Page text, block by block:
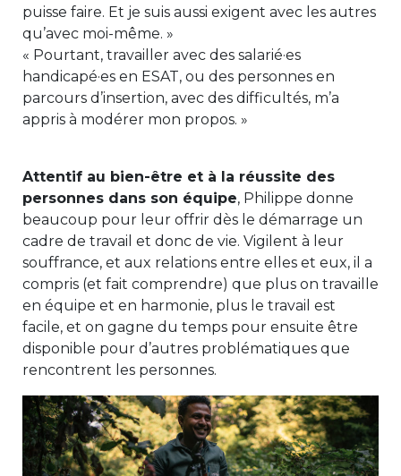
puisse faire. Et je suis aussi exigent avec les autres
qu’avec moi-même. »
« Pourtant, travailler avec des salarié·es
handicapé·es en ESAT, ou des personnes en
parcours d’insertion, avec des difficultés, m’a
appris à modérer mon propos. »
Attentif au bien-être et à la réussite des
personnes dans son équipe, Philippe donne
beaucoup pour leur offrir dès le démarrage un
cadre de travail et donc de vie. Vigilent à leur
souffrance, et aux relations entre elles et eux, il a
compris (et fait comprendre) que plus on travaille
en équipe et en harmonie, plus le travail est
facile, et on gagne du temps pour ensuite être
disponible pour d’autres problématiques que
rencontrent les personnes.